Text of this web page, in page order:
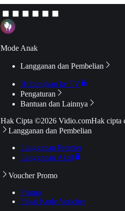
Mode Anak
Langganan dan Pembelian
Hubungkan ke TV
Pengaturan
Bantuan dan Lainnya
Hak Cipta ©2026 Vidio.comHak cipta
Langganan dan Pembelian
Langganan Premier
Langganan Aktif
Voucher Promo
Promo
Pakai Kode Voucher